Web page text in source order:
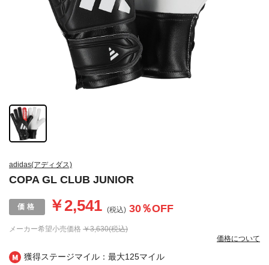
獲得ステージマイル：最大125マイル
adidas(アディダス)
COPA GL CLUB JUNIOR
メーカー希望小売価格 ￥3,630(税込)
￥2,541 (税込) 30％OFF
価格について